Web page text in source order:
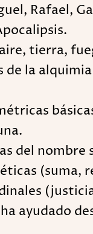
Rafael,
tierra,
la
del nombre
(suma,
ayudado